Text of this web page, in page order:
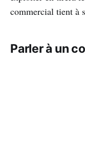
commercial tient à
Parler à un